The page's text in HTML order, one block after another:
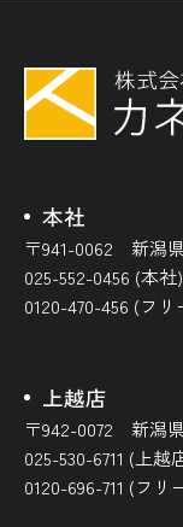
本社
〒941-0062 新潟
025-552-0456 (本社)
0120-470-456 (フ
上越店
〒942-0072 新潟
025-530-6711 (上越
0120-696-711 (フリ